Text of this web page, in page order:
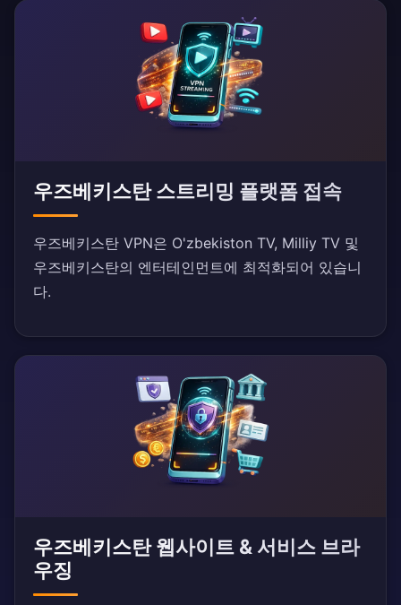
우즈베키스탄 스트리밍 플랫폼 접속
우즈베키스탄 VPN은 O'zbekiston TV, Milliy TV 및
우즈베키스탄의 엔터테인먼트에 최적화되어 있습니
다.
우즈베키스탄 웹사이트 & 서비스 브라
우징